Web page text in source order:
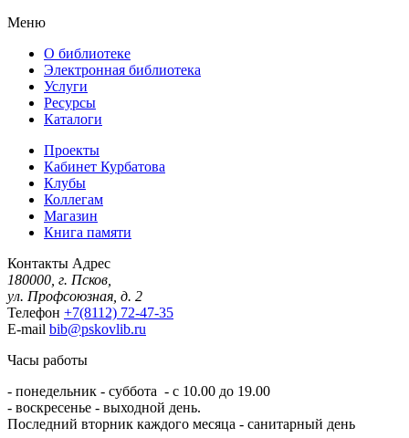
Меню
О библиотеке
Электронная библиотека
Услуги
Ресурсы
Каталоги
Проекты
Кабинет Курбатова
Клубы
Коллегам
Магазин
Книга памяти
Контакты Адрес
180000, г. Псков,
ул. Профсоюзная, д. 2
Телефон +7(8112) 72-47-35
E-mail bib@pskovlib.ru
Часы работы
- понедельник - суббота - с 10.00 до 19.00
- воскресенье - выходной день.
Последний вторник каждого месяца - санитарный день